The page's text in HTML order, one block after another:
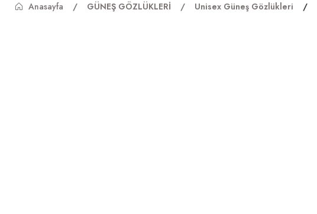
Anasayfa GÜNEŞ GÖZLÜKLERİ Unisex Güneş Gözlükleri